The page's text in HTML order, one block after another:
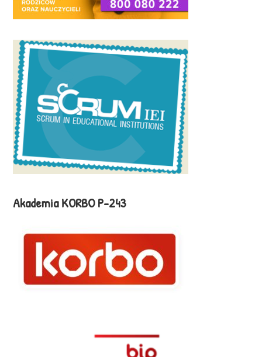
Akademia KORBO P-243